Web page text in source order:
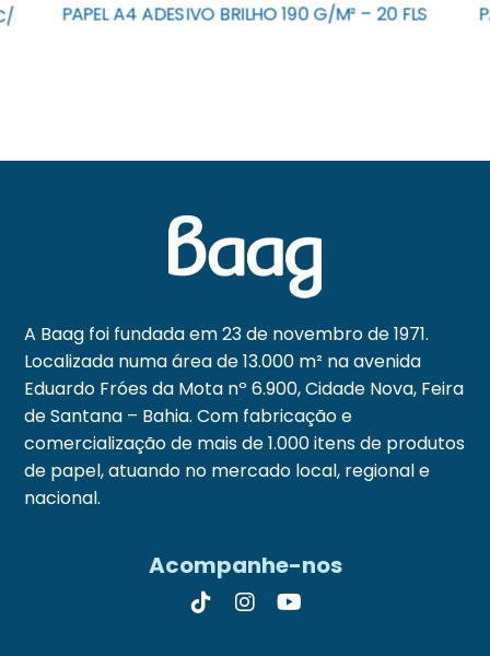
PAPEL A4 ADESIVO BRILHO 190 G/M² – 20 FLS
A Baag foi fundada em 23 de novembro de 1971.
Localizada numa área de 13.000 m² na avenida
Eduardo Fróes da Mota nº 6.900, Cidade Nova, Feira
de Santana – Bahia. Com fabricação e
comercialização de mais de 1.000 itens de produtos
de papel, atuando no mercado local, regional e
nacional.
Acompanhe-nos